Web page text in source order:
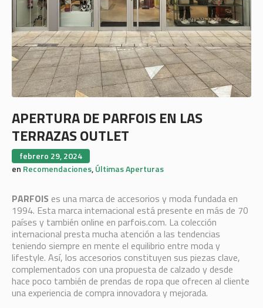
APERTURA DE PARFOIS EN LAS
TERRAZAS OUTLET
febrero 29, 2024
en Recomendaciones,Últimas Aperturas
PARFOIS es una marca de accesorios y moda fundada en
1994. Esta marca internacional está presente en más de 70
países y también online en parfois.com. La colección
internacional presta mucha atención a las tendencias
teniendo siempre en mente el equilibrio entre moda y
lifestyle. Así, los accesorios constituyen sus piezas clave,
complementados con una propuesta de calzado y desde
hace poco también de prendas de ropa que ofrecen al cliente
una experiencia de compra innovadora y mejorada.